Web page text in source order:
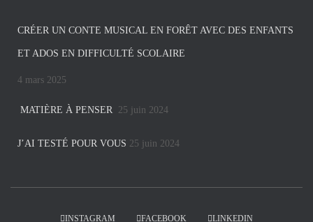
CRÉER UN CONTE MUSICAL EN FORÊT AVEC DES ENFANTS
ET ADOS EN DIFFICULTÉ SCOLAIRE
4 mars 2025
MATIÈRE À PENSER 25 juin 2024
J’AI TESTÉ POUR VOUS 25 juin 2024
INSTAGRAM FACEBOOK LINKEDIN